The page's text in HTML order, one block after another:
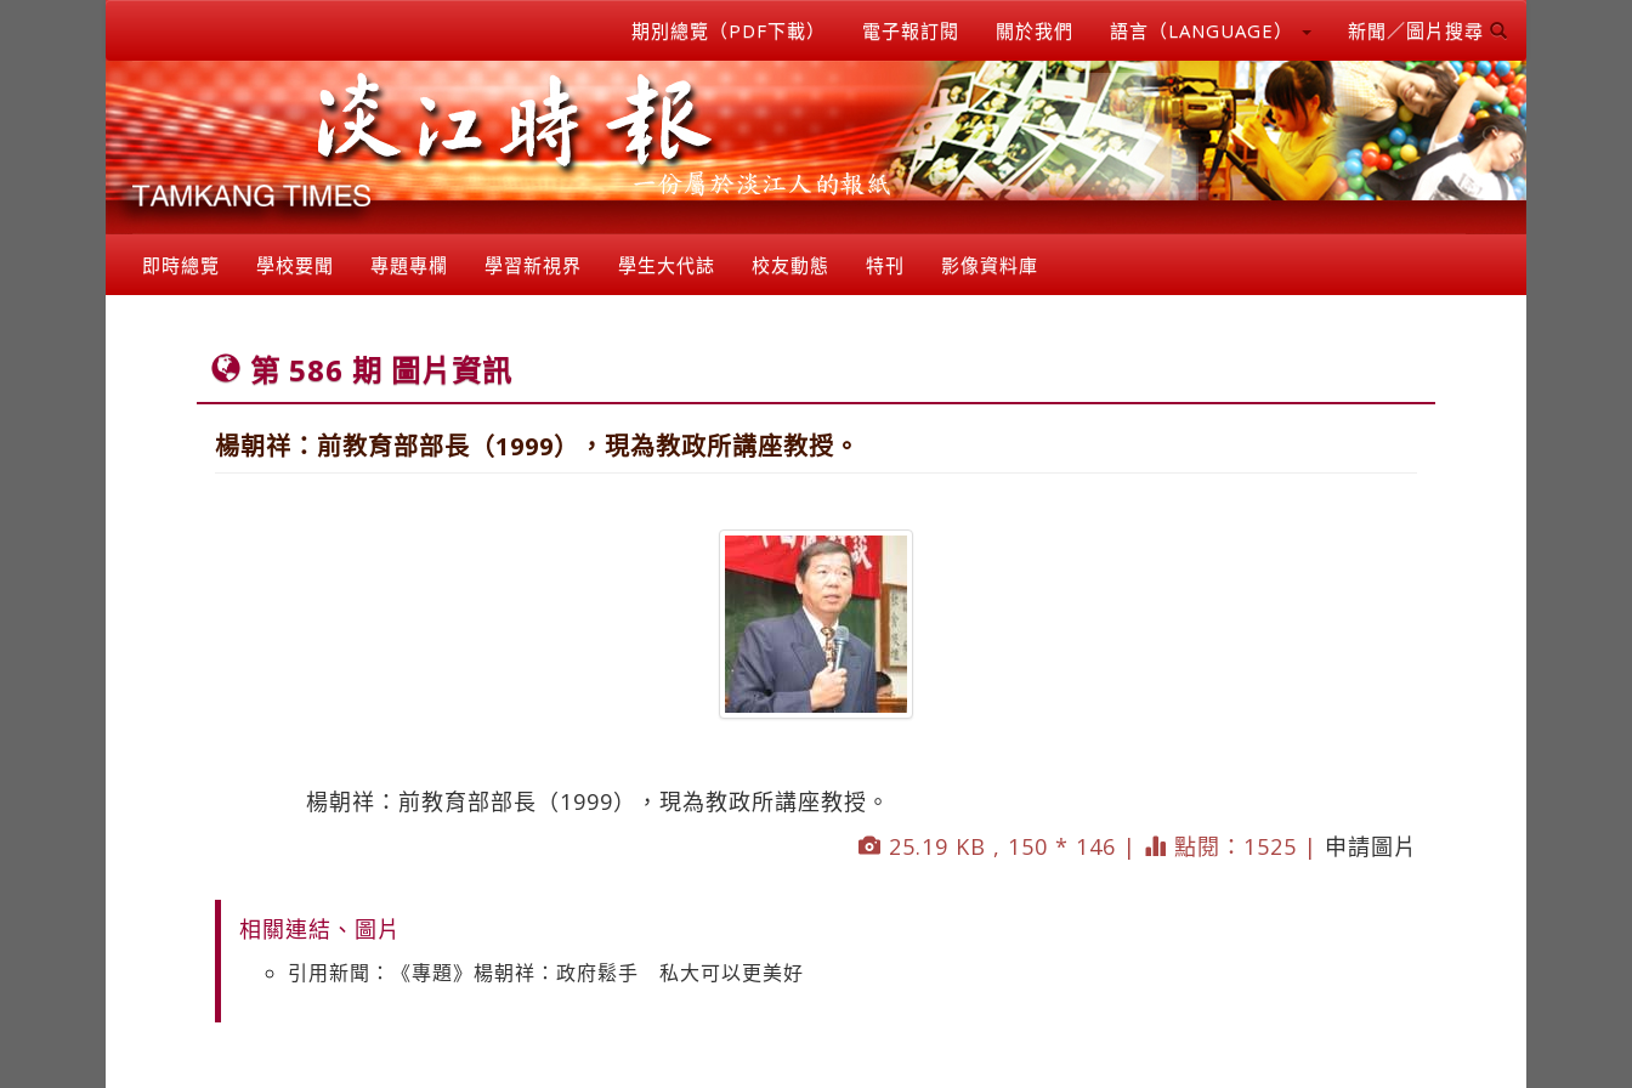
期別總覽（PDF下載） 電子報訂閱 關於我們 語言（LANGUAGE） 新聞／圖片搜尋
即時總覽 學校要聞 專題專欄 學習新視界 學生大代誌 校友動態 特刊 影像資料庫
第 586 期 圖片資訊
楊朝祥：前教育部部長（1999），現為教政所講座教授。
楊朝祥：前教育部部長（1999），現為教政所講座教授。
25.19 KB , 150 * 146 |
點閱：1525 | 申請圖片
相關連結、圖片
引用新聞：《專題》楊朝祥：政府鬆手 私大可以更美好